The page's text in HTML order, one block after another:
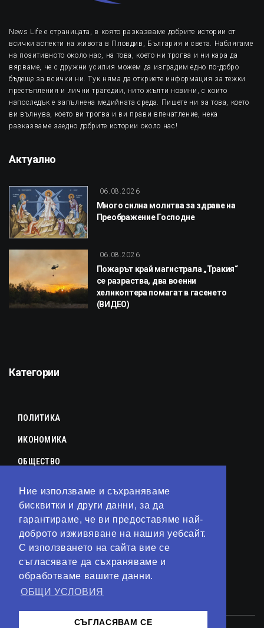
Ние използваме и съхраняваме
бисквитки и други данни, за да
гарантираме, че ви предоставяме най-
доброто изживяване на нашия уебсайт.
С използването на сайта вие се
съгласявате да съхраняваме и
обработваме вашите данни.
ОБЩИ УСЛОВИЯ
СЪГЛАСЯВАМ СЕ
News Life е страницата, в която разказваме добрите истории от
всички аспекти на живота в Пловдив, България и света. Наблягаме
на позитивното около нас, на това, което ни трогва и ни кара да
вярваме, че с дружни усилия можем да изградим едно по-добро
бъдеще за всички ни. Тук няма да откриете информация за тежки
престъпления и лични трагедии, нито жълти новини, с които
напоследък е запълнена медийната среда. Пишете ни за това, което
ви вълнува, което ви трогва и ви прави впечатление, нека
разказваме заедно добрите истории около нас!
Актуално
06.08.2026
Много силна молитва за здраве на
Преображение Господне
06.08.2026
Пожарът край магистрала „Тракия“
се разраства, два военни
хеликоптера помагат в гасенето
(ВИДЕО)
Категории
ПОЛИТИКА
ИКОНОМИКА
ОБЩЕСТВО
КУЛТУРА
ЛАЙФСТАЙЛ
ТЕХНОЛОГИИ
АНАЛИЗИ
СВЯТ